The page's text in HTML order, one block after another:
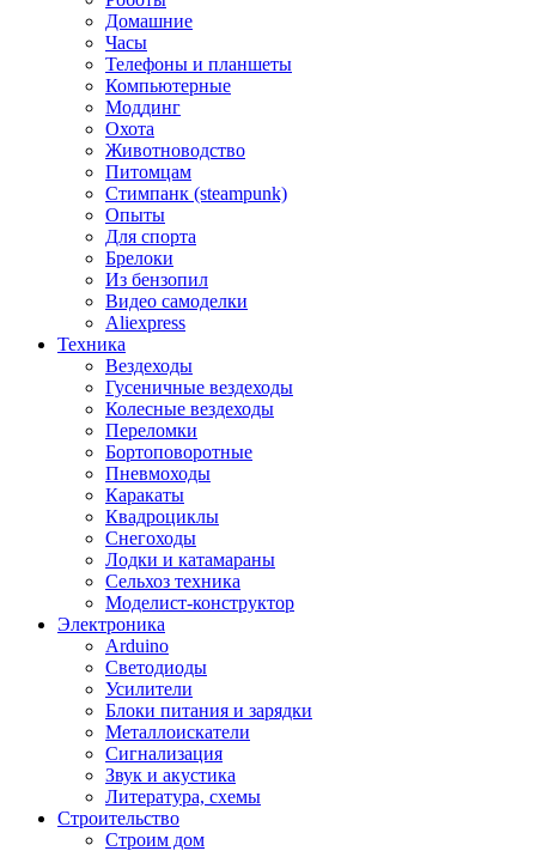
Домашние
Часы
Телефоны и планшеты
Компьютерные
Моддинг
Охота
Животноводство
Питомцам
Стимпанк (steampunk)
Опыты
Для спорта
Брелоки
Из бензопил
Видео самоделки
Aliexpress
Техника
Вездеходы
Гусеничные вездеходы
Колесные вездеходы
Переломки
Бортоповоротные
Пневмоходы
Каракаты
Квадроциклы
Снегоходы
Лодки и катамараны
Сельхоз техника
Моделист-конструктор
Электроника
Arduino
Светодиоды
Усилители
Блоки питания и зарядки
Металлоискатели
Сигнализация
Звук и акустика
Литература, схемы
Строительство
Строим дом